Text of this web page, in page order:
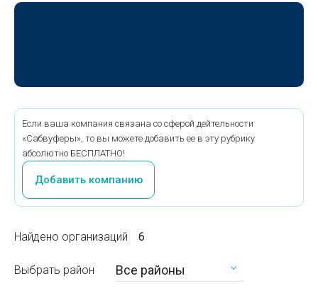
Если ваша компания связана со сферой дейтельности
«Сабвуферы», то вы можете добавить ее в эту рубрику
абсолютно БЕСПЛАТНО!
Добавить компанию
Найдено организаций 6
Выбрать район Все районы